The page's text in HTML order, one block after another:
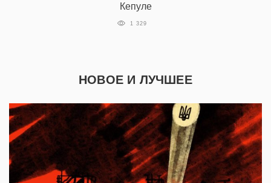
Кепуле
1 329
НОВОЕ И ЛУЧШЕЕ